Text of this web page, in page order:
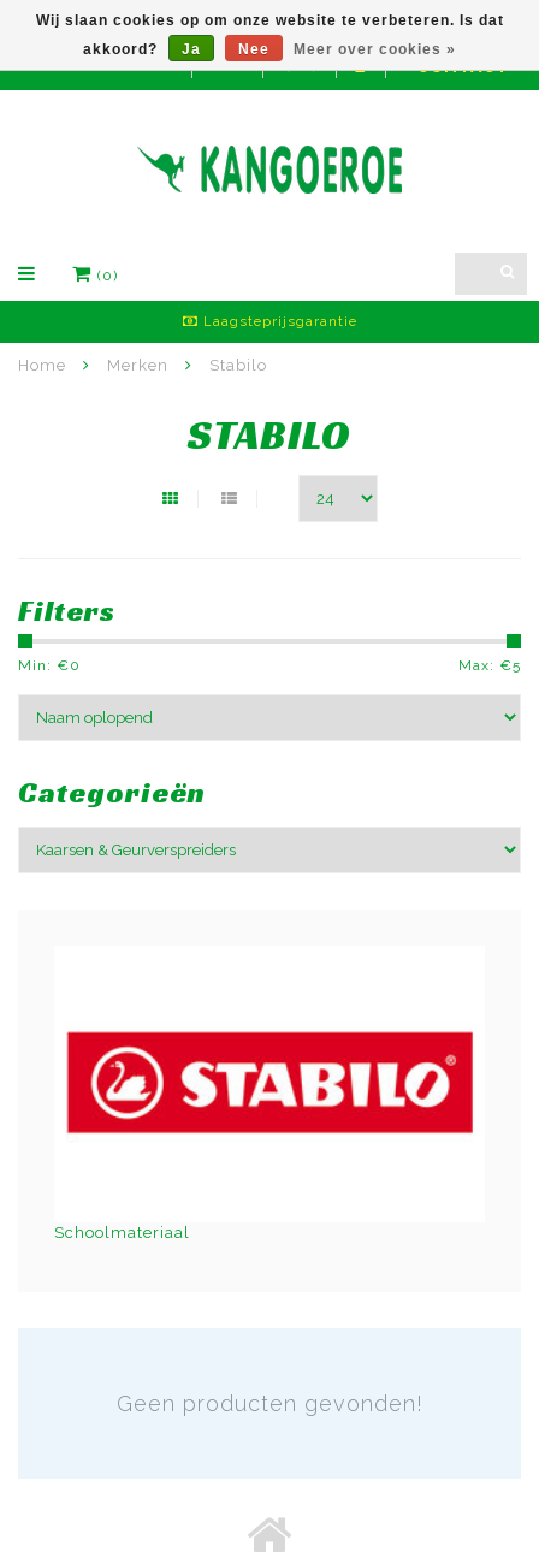
EUR CONTACT
(0)
Laagsteprijsgarantie
Home Merken Stabilo
STABILO
Filters
Min: €0 Max: €5
Categorieën
Schoolmateriaal
Geen producten gevonden!
Wij slaan cookies op om onze website te verbeteren. Is dat
akkoord?
Ja Nee Meer over cookies »